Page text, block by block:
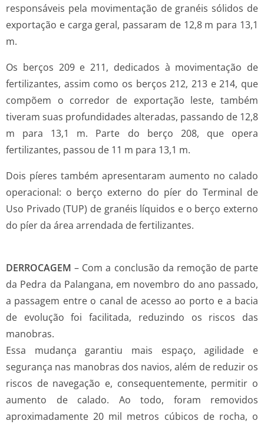
responsáveis pela movimentação de granéis sólidos de
exportação e carga geral, passaram de 12,8 m para 13,1
m.
Os berços 209 e 211, dedicados à movimentação de
fertilizantes, assim como os berços 212, 213 e 214, que
compõem o corredor de exportação leste, também
tiveram suas profundidades alteradas, passando de 12,8
m para 13,1 m. Parte do berço 208, que opera
fertilizantes, passou de 11 m para 13,1 m.
Dois píeres também apresentaram aumento no calado
operacional: o berço externo do píer do Terminal de
Uso Privado (TUP) de granéis líquidos e o berço externo
do píer da área arrendada de fertilizantes.
DERROCAGEM – Com a conclusão da remoção de parte
da Pedra da Palangana, em novembro do ano passado,
a passagem entre o canal de acesso ao porto e a bacia
de evolução foi facilitada, reduzindo os riscos das
manobras.
Essa mudança garantiu mais espaço, agilidade e
segurança nas manobras dos navios, além de reduzir os
riscos de navegação e, consequentemente, permitir o
aumento de calado. Ao todo, foram removidos
aproximadamente 20 mil metros cúbicos de rocha, o